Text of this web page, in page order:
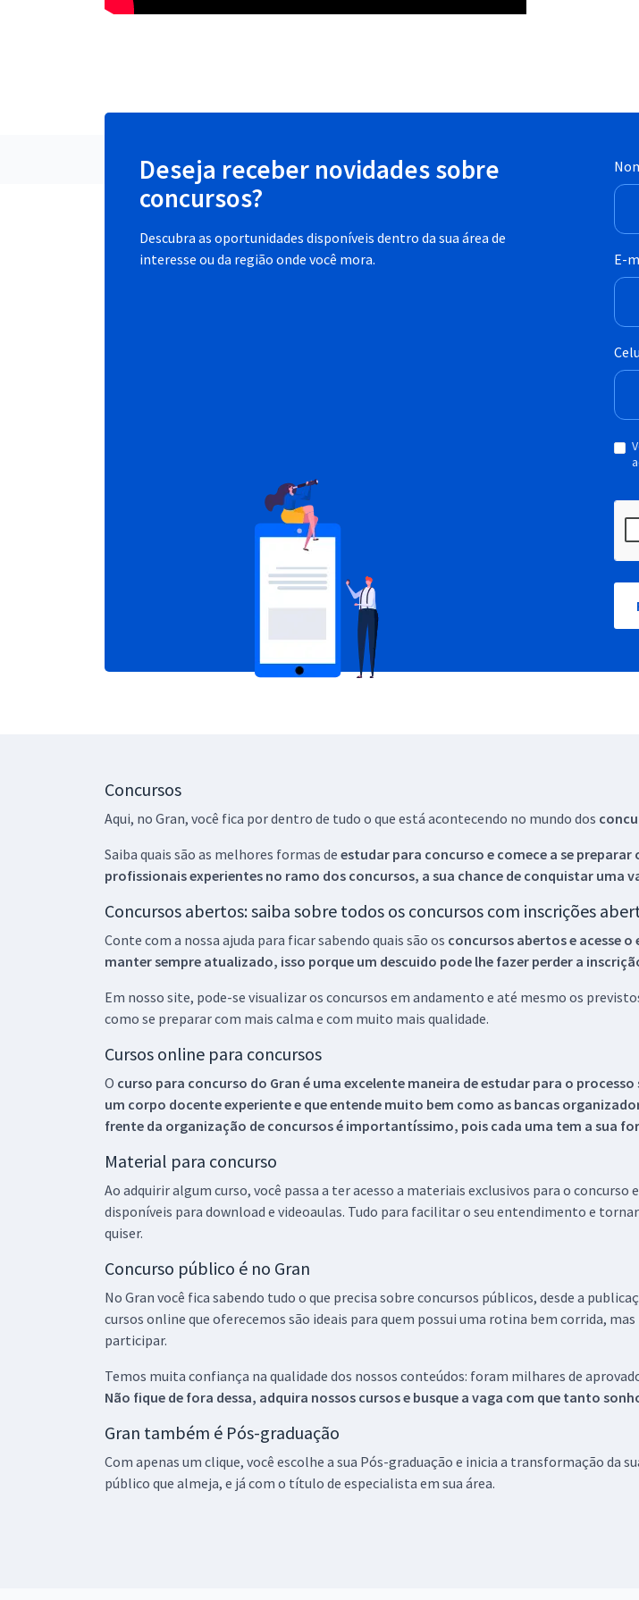
Deseja receber novidades sobre
concursos?
Descubra as oportunidades disponíveis dentro da sua área de
interesse ou da região onde você mora.
E-
Concursos
Aqui, no Gran, você fica por dentro de tudo o que está acontecendo no mundo dos
Saiba quais são as melhores formas de estudar para concurso e comece a se
profissionais experientes no ramo dos concursos, a sua chance de conquistar uma
Concursos abertos: saiba sobre todos os concursos com inscrições
Conte com a nossa ajuda para ficar sabendo quais são os concursos abertos e acesse
manter sempre atualizado, isso porque um descuido pode lhe fazer perder a
Em nosso site, pode-se visualizar os concursos em andamento e até mesmo os
como se preparar com mais calma e com muito mais qualidade.
Cursos online para concursos
O curso para concurso do Gran é uma excelente maneira de estudar para o
um corpo docente experiente e que entende muito bem como as bancas
frente da organização de concursos é importantíssimo, pois cada uma tem a sua
Material para concurso
Ao adquirir algum curso, você passa a ter acesso a materiais exclusivos para o
disponíveis para download e videoaulas. Tudo para facilitar o seu entendimento e
quiser.
Concurso público é no Gran
No Gran você fica sabendo tudo o que precisa sobre concursos públicos, desde a
cursos online que oferecemos são ideais para quem possui uma rotina bem corrida,
participar.
Temos muita confiança na qualidade dos nossos conteúdos: foram milhares de
Não fique de fora dessa, adquira nossos cursos e busque a vaga com que tanto
Gran também é Pós-graduação
Com apenas um clique, você escolhe a sua Pós-graduação e inicia a transformação da
público que almeja, e já com o título de especialista em sua área.